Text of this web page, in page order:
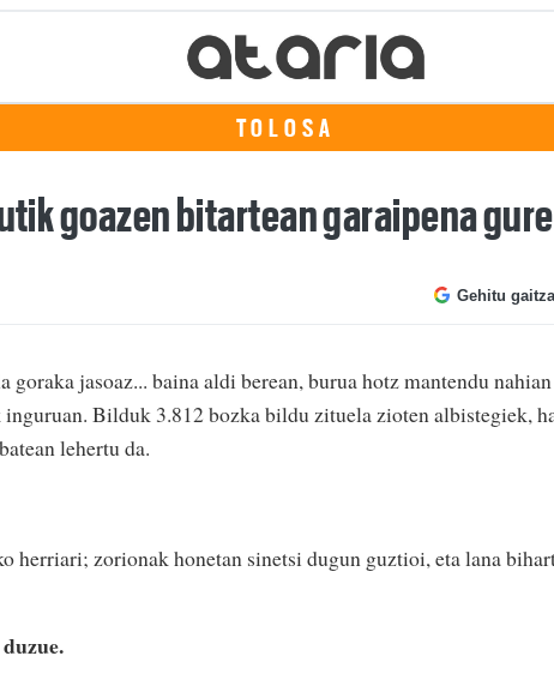
TOLOSA
goazen bitartean garaipena
Gehitu
jasoaz... baina aldi berean, burua hotz mantendu nahian
Bilduk 3.812 bozka bildu zituela zioten albistegiek,
lehertu da.
herriari; zorionak honetan sinetsi dugun guztioi, eta lana